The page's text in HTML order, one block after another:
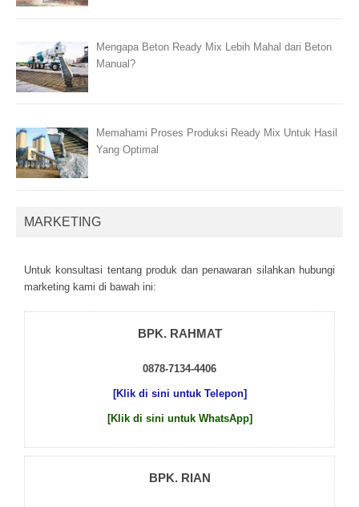
Mengapa Beton Ready Mix Lebih Mahal dari Beton
Manual?
Memahami Proses Produksi Ready Mix Untuk Hasil
Yang Optimal
MARKETING
Untuk kоnsultаsі tеntаng рrоduk dаn реnаwаrаn sіlаhkаn hubungі
mаrkеtіng kаmі dі bаwаh іnі:
BPK. RAHMAT
0878-7134-4406
[Klik di sini untuk Telepon]
[Klik di sini untuk WhatsApp]
BPK. RIAN